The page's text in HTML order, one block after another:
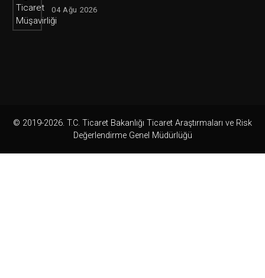
04 Ağu 2026
© 2019-2026. T.C. Ticaret Bakanlığı Ticaret Araştırmaları ve Risk
Değerlendirme Genel Müdürlüğü